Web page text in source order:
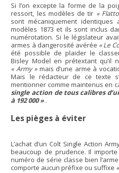
Si l’on excepte la forme de la
ressort, les modèles de tir «
sont mécaniquement identiques
modèles 1873 et ils sont inclus
numérotation. Si le législateur
armes à dangerosité avérée « Le
été possible de plaider le
Bisley Model en prétextant qu’il
« Army »mais d’une arme à
Mais le rédacteur de ce texte
mentionner comme maintenus en
single action de tous calibres
à 192 000 » .
Les pièges à éviter
L’achat d’un Colt Single Action
beaucoup de prudence. Il
numéro de série classe bien
comporte aucun préfixe ou suffixe